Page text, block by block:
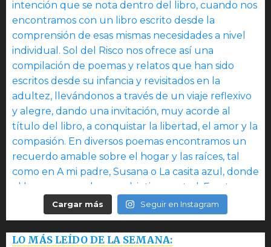
Cargar más Seguir en Instagram
LO MÁS LEÍDO DE LA SEMANA: